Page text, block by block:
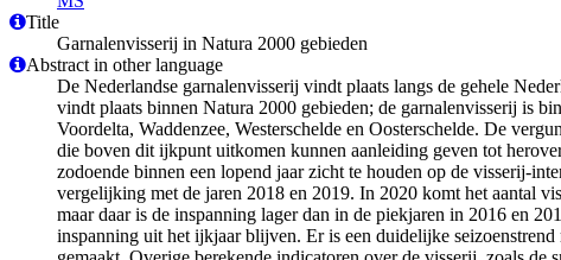
Title
Garnalenvisserij in Natura 2000 gebieden
Abstract in other language
De Nederlandse garnalenvisserij vindt plaats langs de gehele
vindt plaats binnen Natura 2000 gebieden; de garnalenvisserij is
Voordelta, Waddenzee, Westerschelde en Oosterschelde. De
die boven dit ijkpunt uitkomen kunnen aanleiding geven tot
zodoende binnen een lopend jaar zicht te houden op de visserij-
vergelijking met de jaren 2018 en 2019. In 2020 komt het aantal
maar daar is de inspanning lager dan in de piekjaren in 2016 en
inspanning uit het ijkjaar blijven. Er is een duidelijke